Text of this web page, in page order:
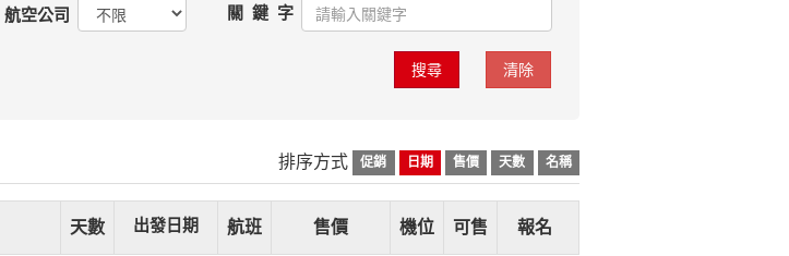
航空公司 關 鍵 字
排序方式 促銷 日期 售價 天數 名稱
天數 出發日期 航班 售價 機位 可售 報名